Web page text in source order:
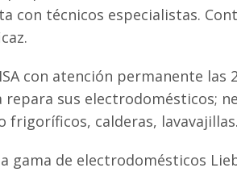
con técnicos especialistas.
con atención permanente las
sus electrodomésticos;
calderas, lavavajillas.
gama de electrodomésticos